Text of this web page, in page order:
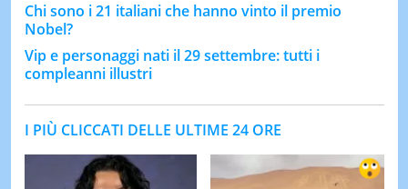
Chi sono i 21 italiani che hanno vinto il premio
Nobel?
Vip e personaggi nati il 29 settembre: tutti i
compleanni illustri
I PIÙ CLICCATI DELLE ULTIME 24 ORE